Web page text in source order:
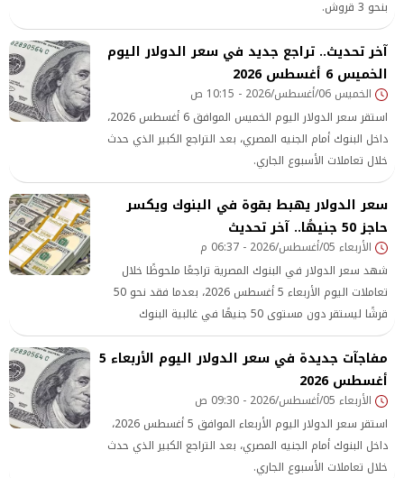
بنحو 3 قروش.
آخر تحديث.. تراجع جديد في سعر الدولار اليوم
الخميس 6 أغسطس 2026
الخميس 06/أغسطس/2026 - 10:15 ص
استقر سعر الدولار اليوم الخميس الموافق 6 أغسطس 2026،
داخل البنوك أمام الجنيه المصري، بعد التراجع الكبير الذي حدث
خلال تعاملات الأسبوع الجاري.
سعر الدولار يهبط بقوة في البنوك ويكسر
حاجز 50 جنيهًا.. آخر تحديث
الأربعاء 05/أغسطس/2026 - 06:37 م
شهد سعر الدولار في البنوك المصرية تراجعًا ملحوظًا خلال
تعاملات اليوم الأربعاء 5 أغسطس 2026، بعدما فقد نحو 50
قرشًا ليستقر دون مستوى 50 جنيهًا في غالبية البنوك
الحكومية والخاصة.
مفاجآت جديدة في سعر الدولار اليوم الأربعاء 5
أغسطس 2026
الأربعاء 05/أغسطس/2026 - 09:30 ص
استقر سعر الدولار اليوم الأربعاء الموافق 5 أغسطس 2026،
داخل البنوك أمام الجنيه المصري، بعد التراجع الكبير الذي حدث
خلال تعاملات الأسبوع الجاري.